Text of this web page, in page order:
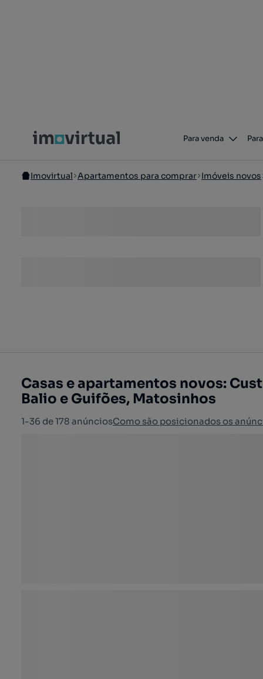
Para venda
Imovirtual Apartamentos para comprar Imóveis novos
Casas e apartamentos novos:
Balio e Guifões, Matosinhos
1-36 de 178 anúnciosComo são posicionados os